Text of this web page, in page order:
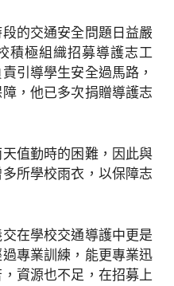
的交通安全問題日益嚴
積極組織招募導護志工
引導學生安全過馬路，
，他已多次捐贈導護志
值勤時的困難，因此與
所學校雨衣，以保障志
在學校交通導護中更是
專業訓練，能更專業迅
資源也不足，在招募上